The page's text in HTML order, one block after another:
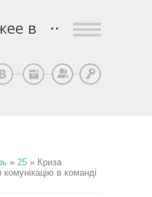
в
Регистрация
» 25 » Криза
комунікацію в команді